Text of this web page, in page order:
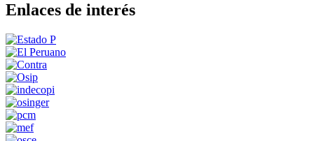
Enlaces de interés